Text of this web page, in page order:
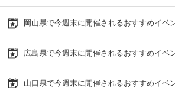
岡山県で今週末に開催されるおすすめイベ
広島県で今週末に開催されるおすすめイベ
山口県で今週末に開催されるおすすめイベ